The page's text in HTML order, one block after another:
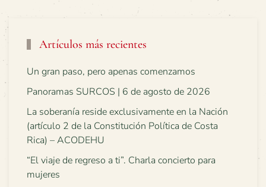
Artículos más recientes
Un gran paso, pero apenas comenzamos
Panoramas SURCOS | 6 de agosto de 2026
La soberanía reside exclusivamente en la Nación
(artículo 2 de la Constitución Política de Costa
Rica) – ACODEHU
“El viaje de regreso a ti”. Charla concierto para
mujeres